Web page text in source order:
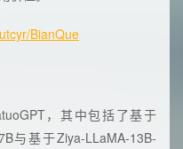
BianQue
，其中包括了基于
与基于Ziya-LLaMA-13B-